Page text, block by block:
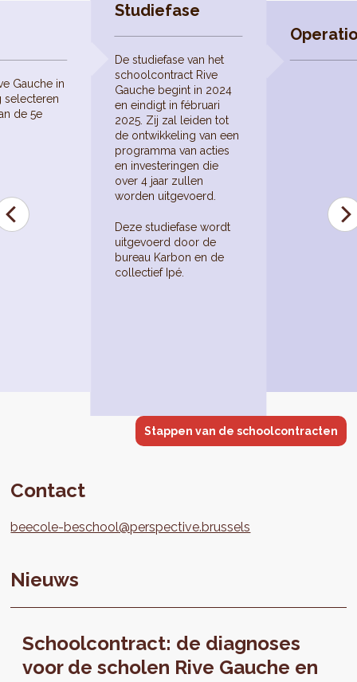
Gauche in
selecteren
de 5e
Studiefase
De studiefase van het
schoolcontract Rive
Gauche begint in 2024
en eindigt in fébruari
2025. Zij zal leiden tot
de ontwikkeling van een
programma van acties
en investeringen die
over 4 jaar zullen
worden uitgevoerd.
Deze studiefase wordt
uitgevoerd door de
bureau Karbon en de
collectief Ipé.
Stappen van de schoolcontracten
Contact
beecole-beschool@perspective.brussels
Nieuws
Schoolcontract: de diagnoses
voor de scholen Rive Gauche en